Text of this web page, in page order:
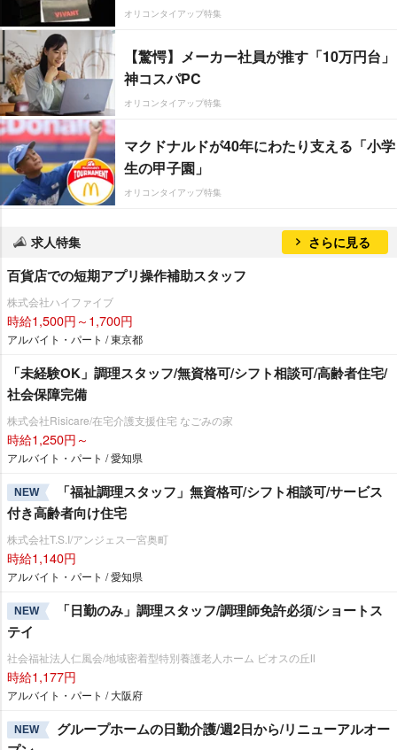
オリコンタイアップ特集
【驚愕】メーカー社員が推す「10万円台」
神コスパPC
オリコンタイアップ特集
マクドナルドが40年にわたり支える「小学
生の甲子園」
オリコンタイアップ特集
求人特集 さらに見る
百貨店での短期アプリ操作補助スタッフ
株式会社ハイファイブ
時給1,500円～1,700円
アルバイト・パート / 東京都
「未経験OK」調理スタッフ/無資格可/シフト相談可/高齢者住宅/
社会保障完備
株式会社Risicare/在宅介護支援住宅 なごみの家
時給1,250円～
アルバイト・パート / 愛知県
NEW
「福祉調理スタッフ」無資格可/シフト相談可/サービス
付き高齢者向け住宅
株式会社T.S.I/アンジェス一宮奥町
時給1,140円
アルバイト・パート / 愛知県
NEW
「日勤のみ」調理スタッフ/調理師免許必須/ショートス
テイ
社会福祉法人仁風会/地域密着型特別養護老人ホーム ビオスの丘Ⅱ
時給1,177円
アルバイト・パート / 大阪府
NEW
グループホームの日勤介護/週2日から/リニューアルオー